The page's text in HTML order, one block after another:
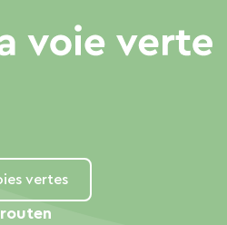
vertes